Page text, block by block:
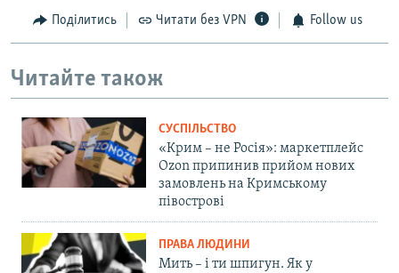
Поділитись Читати без VPN Follow us
Читайте також
СУСПІЛЬСТВО
«Крим – не Росія»: маркетплейс
Ozon припинив прийом нових
замовлень на Кримському
півострові
ПРАВА ЛЮДИНИ
Мить – і ти шпигун. Як у